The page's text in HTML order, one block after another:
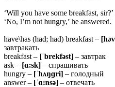
‘Will you have some breakfast, sir?’
‘No, I’m not hungry,’ he answered.
have\has (had; had) breakfast –
завтракать
breakfast – [ˈbrekfəst] – завтрак
ask – [ɑ:sk] – спрашивать
hungry – [ˈhʌŋɡri] – голодный
answer – [ˈɑ:nsə] – отвечать